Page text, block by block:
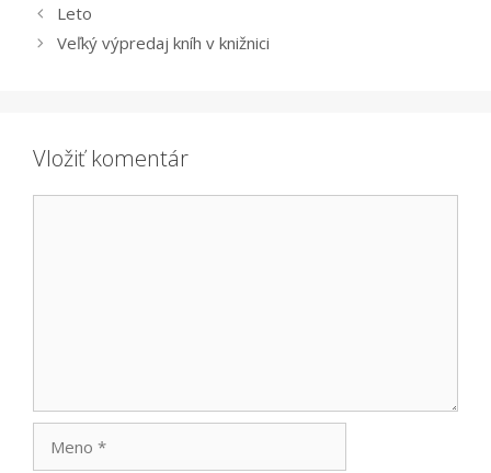
Leto
Veľký výpredaj kníh v knižnici
Vložiť komentár